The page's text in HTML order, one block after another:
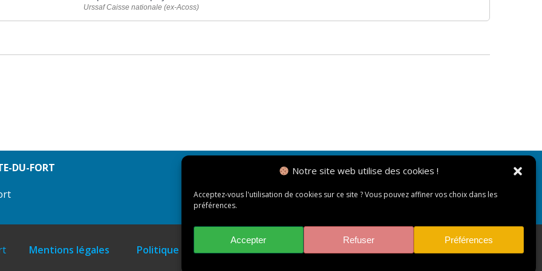
Notre site web utilise des cookies !
Acceptez-vous l'utilisation de cookies sur ce site ? Vous pouvez affiner vos choix dans les
préférences.
Accepter Refuser Préférences
Urssaf Caisse nationale (ex-Acoss)
DU-FORT
NOUS CONTACTER
Mentions légales Politique des cookies Accessibilité : non conforme